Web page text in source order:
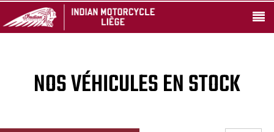
NOS VÉHICULES EN STOCK